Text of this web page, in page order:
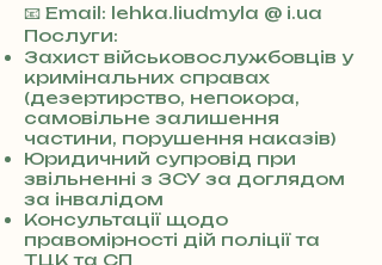
3
8
0
7
3
0
4
8
5
7
8
4
📧 Email: lehka.liudmyla @ i.ua
Послуги:
Захист військовослужбовців у
кримінальних справах
(дезертирство, непокора,
самовільне залишення
частини, порушення наказів)
Юридичний супровід при
звільненні з ЗСУ за доглядом
за інвалідом
Консультації щодо
правомірності дій поліції та
ТЦК та СП